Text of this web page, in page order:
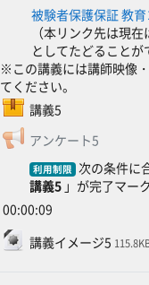
被験者保護保証 教育
（本リンク先は現
としてたどることが
※この講義には講師映像
てください。
講義5
SCORMパッケージ
アンケート5フィード
利用制限 次の条件に
講義5」が完了マー
00:00:09
講義イメージ5
ファイル